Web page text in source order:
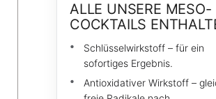
ALLE UNSERE MESO-
COCKTAILS
Schlüsselwirkstoff – für ein
sofortiges Ergebnis.
Antioxidativer Wirkstoff –